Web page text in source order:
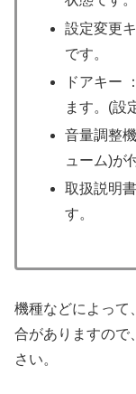
設定変更
です。
ドアキー
ます。(設
音量調整
ューム)が
取扱説明
す。
機種などによって
合がありますので
さい。